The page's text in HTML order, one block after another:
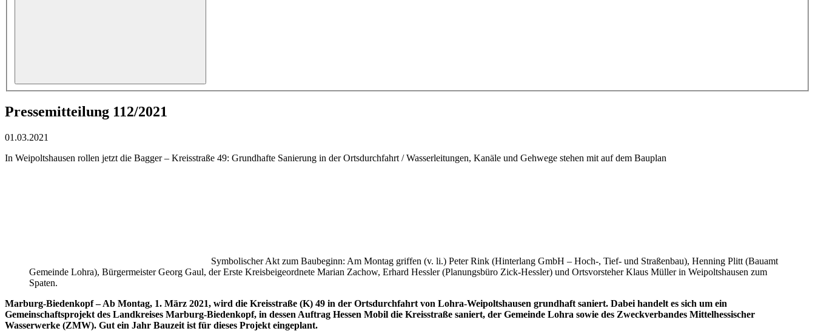
Pressemitteilung 112/2021
01.03.2021
In Weipoltshausen rollen jetzt die Bagger – Kreisstraße 49: Grundhafte Sanierung in der Ortsdurchfahrt / Wasserleitungen, Kanäle und Gehwege stehen mit auf dem Bauplan
Symbolischer Akt zum Baubeginn: Am Montag griffen (v. li.) Peter Rink (Hinterlang GmbH – Hoch-, Tief- und Straßenbau), Henning Plitt (Bauamt
Gemeinde Lohra), Bürgermeister Georg Gaul, der Erste Kreisbeigeordnete Marian Zachow, Erhard Hessler (Planungsbüro Zick-Hessler) und Ortsvorsteher Klaus Müller in Weipoltshausen zum
Spaten.
Marburg-Biedenkopf – Ab Montag, 1. März 2021, wird die Kreisstraße (K) 49 in der Ortsdurchfahrt von Lohra-Weipoltshausen grundhaft saniert. Dabei handelt es sich um ein
Gemeinschaftsprojekt des Landkreises Marburg-Biedenkopf, in dessen Auftrag Hessen Mobil die Kreisstraße saniert, der Gemeinde Lohra sowie des Zweckverbandes Mittelhessischer
Wasserwerke (ZMW). Gut ein Jahr Bauzeit ist für dieses Projekt eingeplant.